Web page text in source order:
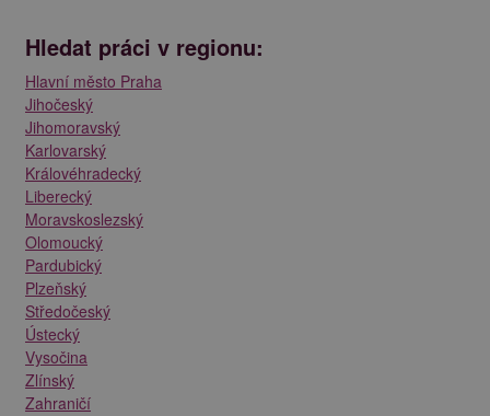
Hledat práci v regionu:
Hlavní město Praha
Jihočeský
Jihomoravský
Karlovarský
Královéhradecký
Liberecký
Moravskoslezský
Olomoucký
Pardubický
Plzeňský
Středočeský
Ústecký
Vysočina
Zlínský
Zahraničí